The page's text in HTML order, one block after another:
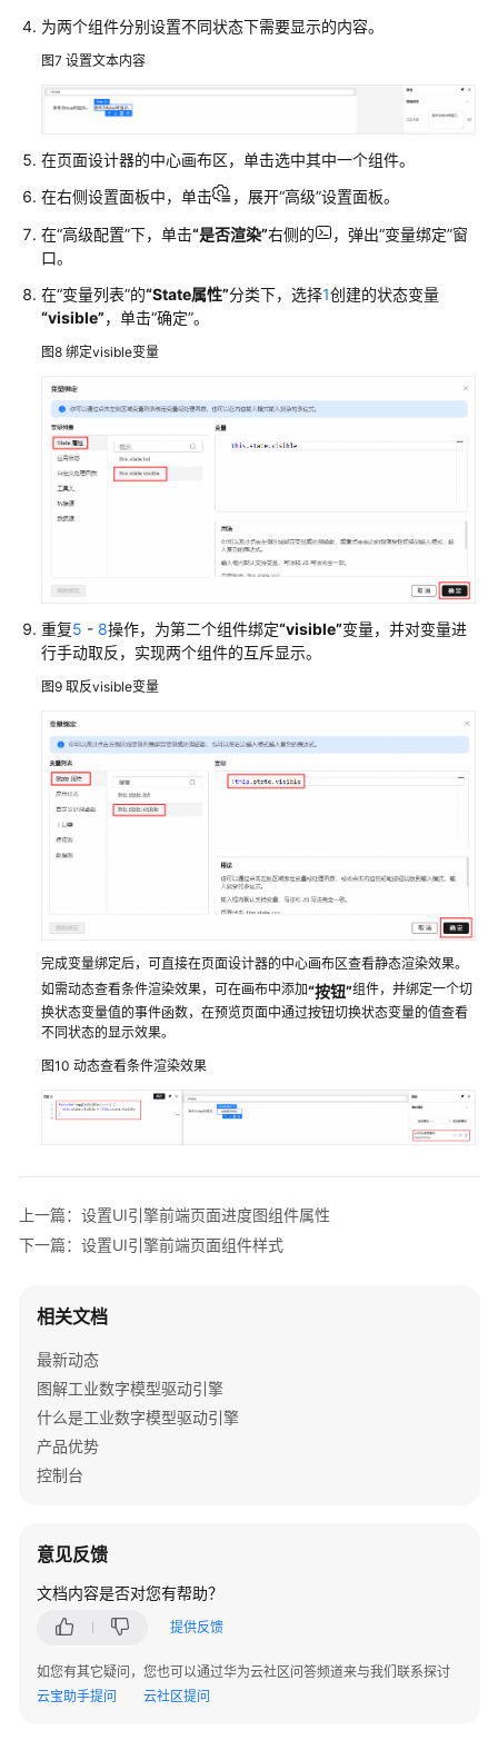
前
端
面
加
料
组
设
置
UI
擎
端
页
设
UI
擎
端
页
配
置
属
性
置
前
端
组
式
端
面
添
与
管
为两个组件分别设置不同状态下需要显示的内容。
图7 设置文本内容
在页面设计器的中心画布区，单击选中其中一个组件。
在右侧设置面板中，单击
，展开“高级”设置面板。
在“高级配置”下，单击“是否渲染”右侧的 ，弹出“变量绑定”窗
口。
在“变量列表”的“State属性”分类下，选择1创建的状态变量
“visible”，单击“确定”。
图8 绑定visible变量
重复5 - 8操作，为第二个组件绑定“visible”变量，并对变量进
行手动取反，实现两个组件的互斥显示。
图9 取反visible变量
完成变量绑定后，可直接在页面设计器的中心画布区查看静态渲染效果。
如需动态查看条件渲染效果，可在画布中添加“按钮”组件，并绑定一个切
换状态变量值的事件函数，在预览页面中通过按钮切换状态变量的值查看
不同状态的显示效果。
图10 动态查看条件渲染效果
上一篇：设置UI引擎前端页面进度图组件属性
下一篇：设置UI引擎前端页面组件样式
相关文档
最新动态
图解工业数字模型驱动引擎
什么是工业数字模型驱动引擎
产品优势
控制台
意见反馈
文档内容是否对您有帮助？
提供反馈
如您有其它疑问，您也可以通过华为云社区问答频道来与我们联系探讨
云宝助手提问
云社区提问